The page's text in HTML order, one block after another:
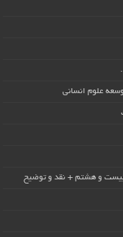
علوم انسانی
بیست و هشتم + نقد و توضیح